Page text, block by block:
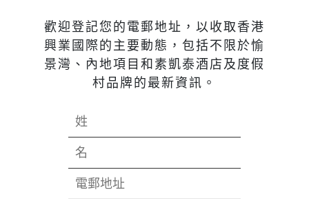
歡迎登記您的電郵地址，以收取香港
興業國際的主要動態，包括不限於愉
景灣、內地項目和素凱泰酒店及度假
村品牌的最新資訊。